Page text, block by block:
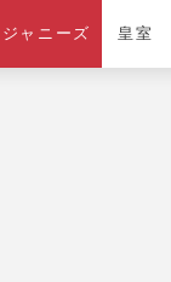
ジャニーズ 皇室